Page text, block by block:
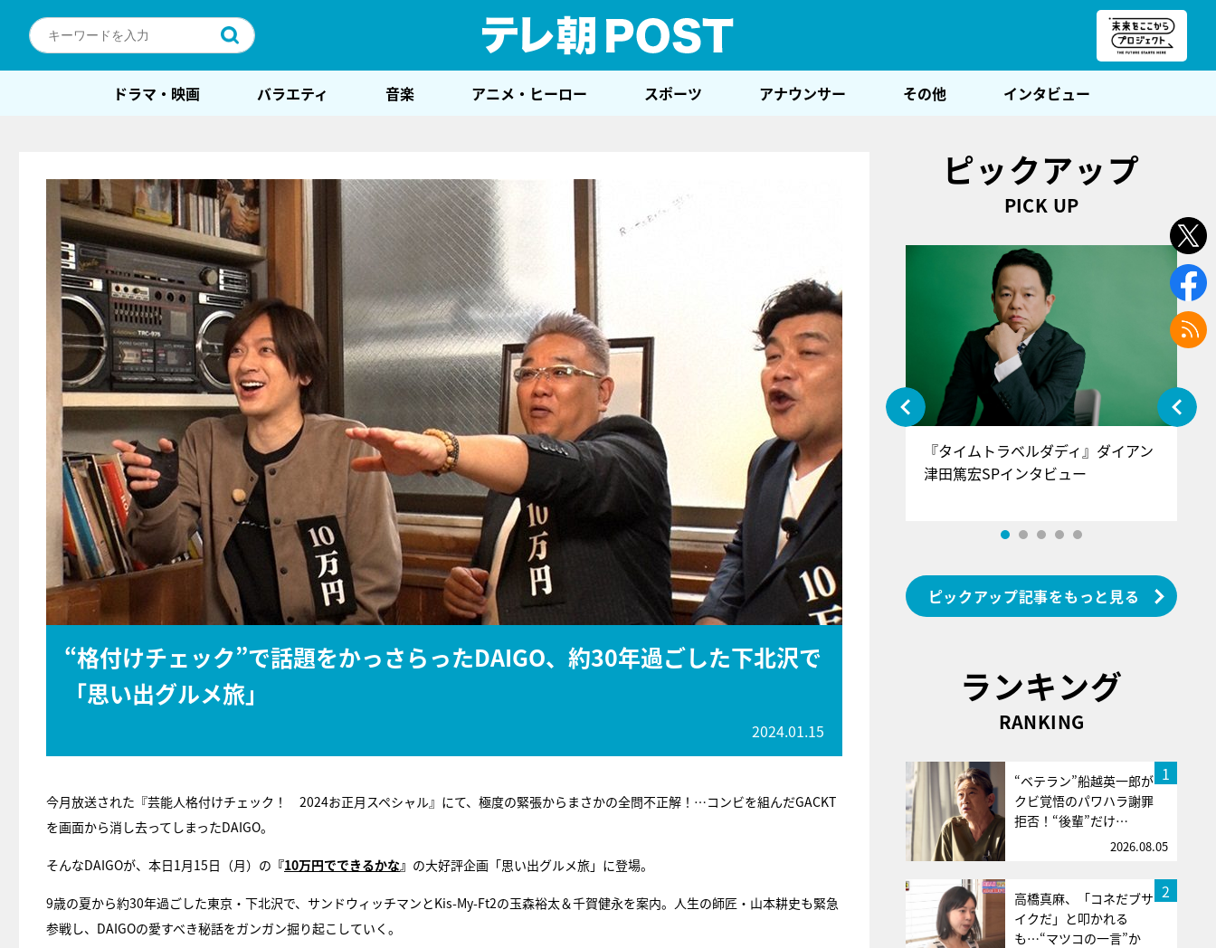
ドラマ・映画 バラエティ 音楽 アニメ・ヒーロー スポーツ アナウンサー その他 インタビュー
“格付けチェック”で話題をかっさらったDAIGO、約30年過ごした下北沢で
「思い出グルメ旅」
2024.01.15
今月放送された『芸能人格付けチェック！ 2024お正月スペシャル』にて、極度の緊張からまさかの全問不正解！…コンビを組んだGACKT
を画面から消し去ってしまったDAIGO。
そんなDAIGOが、本日1月15日（月）の 『10万円でできるかな』 の大好評企画「思い出グルメ旅」に登場。
9歳の夏から約30年過ごした東京・下北沢で、サンドウィッチマンとKis-My-Ft2の玉森裕太＆千賀健永を案内。人生の師匠・山本耕史も緊急
参戦し、DAIGOの愛すべき秘話をガンガン掘り起こしていく。
ピックアップ
PICK UP
『アイ＝ラブ！げーみんぐ』＝LOV
E齋藤樹愛羅＆佐々木舞香SPインタ
ビュー
『タイムトラベルダディ』ダイアン
津田篤宏SPインタビュー
ピックアップ記事をもっと見る
ランキング
RANKING
1
“ベテラン”船越英一郎が
クビ覚悟のパワハラ謝罪
拒否！“後輩”だけ…
2026.08.05
2
高橋真麻、「コネだブサ
イクだ」と叩かれる
も…“マツコの一言”か